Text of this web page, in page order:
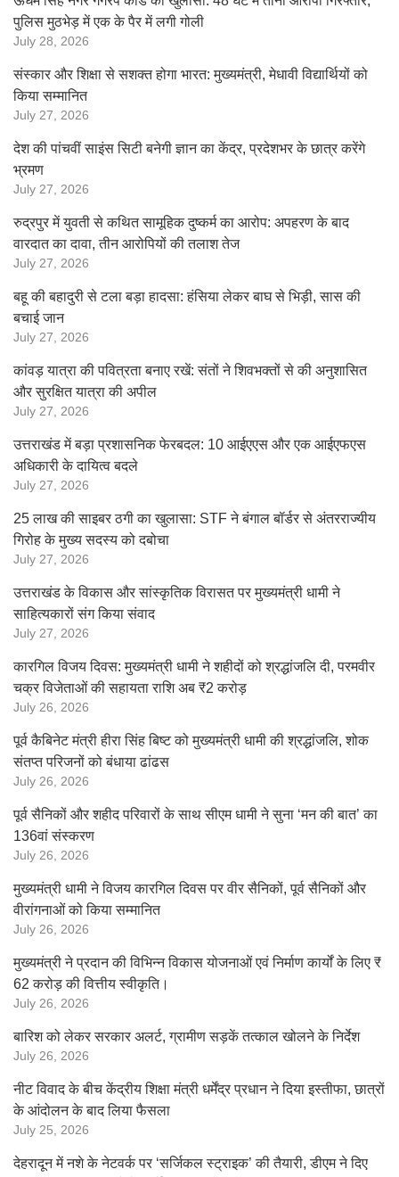
पुलिस मुठभेड़ में एक के पैर में लगी गोली
July 28, 2026
संस्कार और शिक्षा से सशक्त होगा भारत: मुख्यमंत्री, मेधावी विद्यार्थियों को
किया सम्मानित
July 27, 2026
देश की पांचवीं साइंस सिटी बनेगी ज्ञान का केंद्र, प्रदेशभर के छात्र करेंगे
भ्रमण
July 27, 2026
रुद्रपुर में युवती से कथित सामूहिक दुष्कर्म का आरोप: अपहरण के बाद
वारदात का दावा, तीन आरोपियों की तलाश तेज
July 27, 2026
बहू की बहादुरी से टला बड़ा हादसा: हंसिया लेकर बाघ से भिड़ी, सास की
बचाई जान
July 27, 2026
कांवड़ यात्रा की पवित्रता बनाए रखें: संतों ने शिवभक्तों से की अनुशासित
और सुरक्षित यात्रा की अपील
July 27, 2026
उत्तराखंड में बड़ा प्रशासनिक फेरबदल: 10 आईएएस और एक आईएफएस
अधिकारी के दायित्व बदले
July 27, 2026
25 लाख की साइबर ठगी का खुलासा: STF ने बंगाल बॉर्डर से अंतरराज्यीय
गिरोह के मुख्य सदस्य को दबोचा
July 27, 2026
उत्तराखंड के विकास और सांस्कृतिक विरासत पर मुख्यमंत्री धामी ने
साहित्यकारों संग किया संवाद
July 27, 2026
कारगिल विजय दिवस: मुख्यमंत्री धामी ने शहीदों को श्रद्धांजलि दी, परमवीर
चक्र विजेताओं की सहायता राशि अब ₹2 करोड़
July 26, 2026
पूर्व कैबिनेट मंत्री हीरा सिंह बिष्ट को मुख्यमंत्री धामी की श्रद्धांजलि, शोक
संतप्त परिजनों को बंधाया ढांढस
July 26, 2026
पूर्व सैनिकों और शहीद परिवारों के साथ सीएम धामी ने सुना ‘मन की बात’ का
136वां संस्करण
July 26, 2026
मुख्यमंत्री धामी ने विजय कारगिल दिवस पर वीर सैनिकों, पूर्व सैनिकों और
वीरांगनाओं को किया सम्मानित
July 26, 2026
मुख्यमंत्री ने प्रदान की विभिन्न विकास योजनाओं एवं निर्माण कार्यों के लिए ₹
62 करोड़ की वित्तीय स्वीकृति।
July 26, 2026
बारिश को लेकर सरकार अलर्ट, ग्रामीण सड़कें तत्काल खोलने के निर्देश
July 26, 2026
नीट विवाद के बीच केंद्रीय शिक्षा मंत्री धर्मेंद्र प्रधान ने दिया इस्तीफा, छात्रों
के आंदोलन के बाद लिया फैसला
July 25, 2026
देहरादून में नशे के नेटवर्क पर ‘सर्जिकल स्ट्राइक’ की तैयारी, डीएम ने दिए